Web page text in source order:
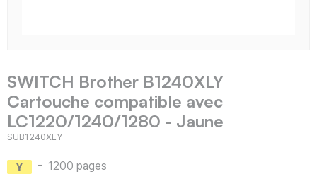
SWITCH Brother B1240XLY
Cartouche compatible avec
LC1220/1240/1280 - Jaune
SUB1240XLY
- 1200 pages